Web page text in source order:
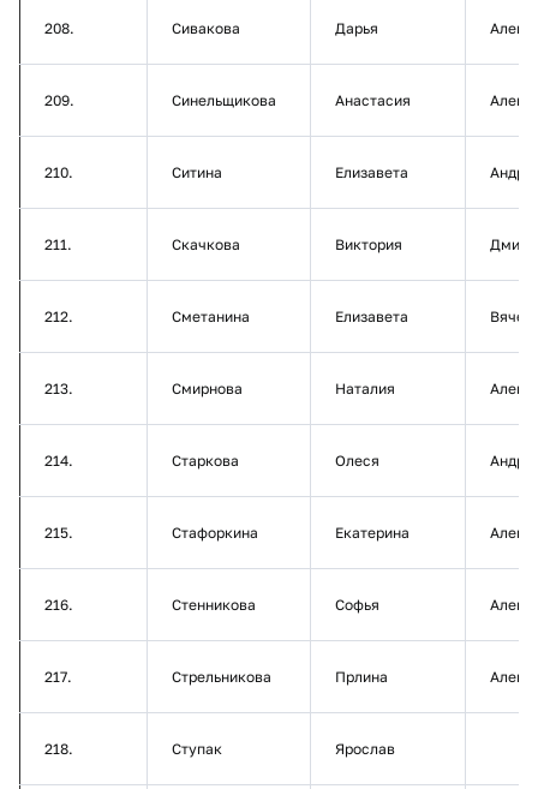
208. Сивакова Дарья
209. Синельщикова Анастасия
210. Ситина Елизавета
211. Скачкова Виктория
212. Сметанина Елизавета
213. Смирнова Наталия
214. Старкова Олеся
215. Стафоркина Екатерина
216. Стенникова Софья
217. Стрельникова Прлина
218. Ступак Ярослав